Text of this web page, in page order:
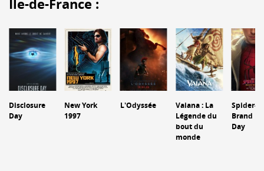
Île-de-France :
Disclosure
Day
New York
1997
L'Odyssée
Vaiana : La
Légende du
bout du
monde
Spider-
Brand
Day